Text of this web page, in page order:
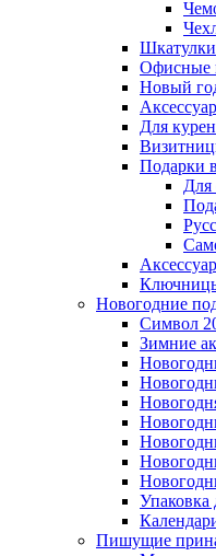
Шкатулки
Офисные
Новый
Для
Подарки
Для
Новогодние
Символ
Зимние
Упаковка
Пишущие